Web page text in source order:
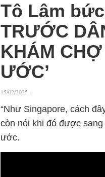
Tô Lâm
TRƯỚC
KHÁM
ƯỚC’
15/02/2025 |
“Như Singapore, cách
còn nói khi đó được
ước.